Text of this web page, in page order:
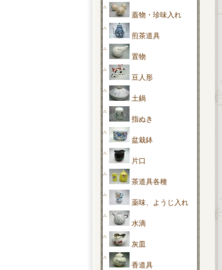
蓋物・珍味入れ
煎茶道具
置物
豆人形
土鍋
指ぬき
盆栽鉢
片口
茶道具各種
薬味、ようじ入れ
水滴
灰皿
香道具